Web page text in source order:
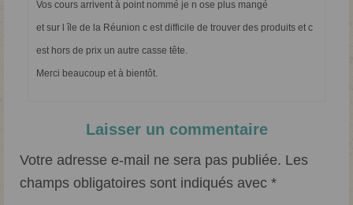
Vos cours arrivent à point nommé je n ose plus mangé
et sur l île de la Réunion c est difficile de trouver des produits et c
est hors de prix un autre casse tête.
Merci beaucoup et à bientôt.
Laisser un commentaire
Votre adresse e-mail ne sera pas publiée. Les
champs obligatoires sont indiqués avec *